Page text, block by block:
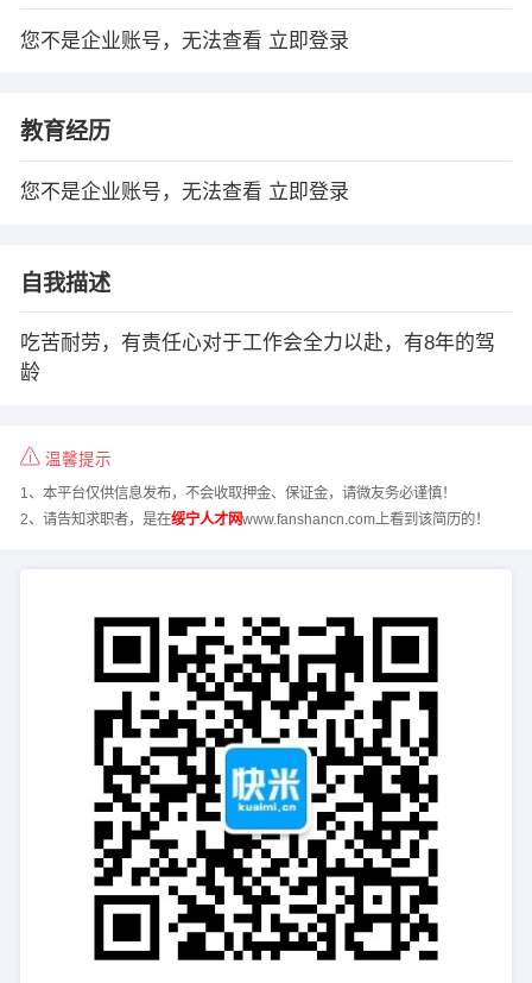
您不是企业账号，无法查看 立即登录
教育经历
您不是企业账号，无法查看 立即登录
自我描述
吃苦耐劳，有责任心对于工作会全力以赴，有8年的驾
龄
温馨提示
1、本平台仅供信息发布，不会收取押金、保证金，请微友务必谨慎！
2、请告知求职者，是在绥宁人才网www.fanshancn.com上看到该简历的！